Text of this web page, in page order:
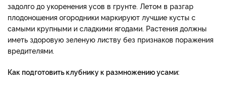
задолго до укоренения усов в грунте. Летом в разгар
плодоношения огородники маркируют лучшие кусты с
самыми крупными и сладкими ягодами. Растения должны
иметь здоровую зеленую листву без признаков поражения
вредителями.
Как подготовить клубнику к размножению усами: